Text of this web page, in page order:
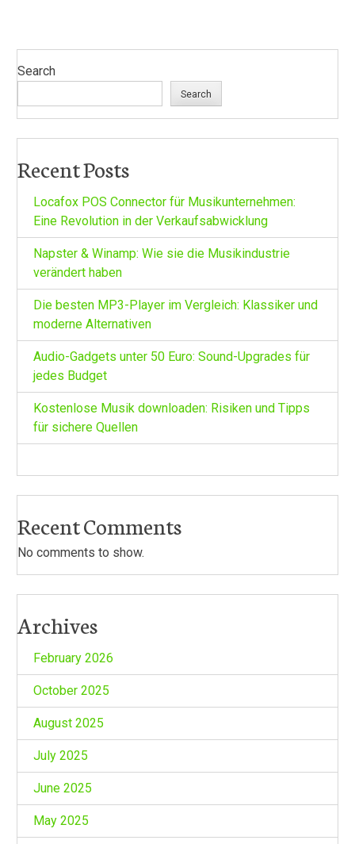
Search
Search
Recent Posts
Locafox POS Connector für Musikunternehmen:
Eine Revolution in der Verkaufsabwicklung
Napster & Winamp: Wie sie die Musikindustrie
verändert haben
Die besten MP3-Player im Vergleich: Klassiker und
moderne Alternativen
Audio-Gadgets unter 50 Euro: Sound-Upgrades für
jedes Budget
Kostenlose Musik downloaden: Risiken und Tipps
für sichere Quellen
Recent Comments
No comments to show.
Archives
February 2026
October 2025
August 2025
July 2025
June 2025
May 2025